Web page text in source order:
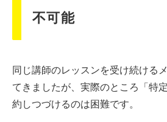
不可能
同じ講師のレッスンを受け続ける
てきましたが、実際のところ「特
約しつづけるのは困難です。